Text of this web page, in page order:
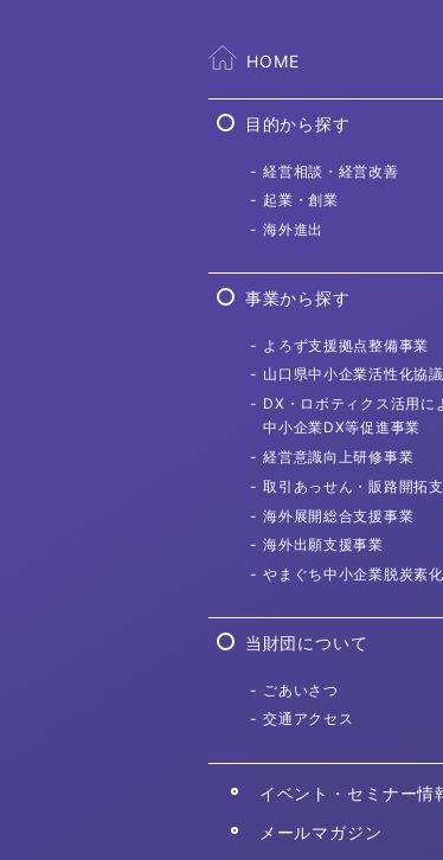
HOME
目的から探す
経営相談 ・経営改善
起業・創業
海外進出
事業から探す
よろず支援拠点整備事業
山口県中小企業活性化協
DX・ロボティクス活用に
中小企業DX等促進事業
経営意識向上研修事業
取引あっせん・販路開拓
海外展開総合支援事業
海外出願支援事業
やまぐち中小企業脱炭素
当財団について
ごあいさつ
交通アクセス
イベント・セミナー情
メールマガジン